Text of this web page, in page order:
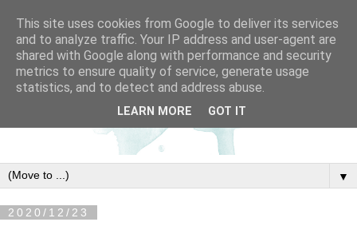
▼
2020/12/23
This site uses cookies from Google to deliver its services
and to analyze traffic. Your IP address and user-agent are
shared with Google along with performance and security
metrics to ensure quality of service, generate usage
statistics, and to detect and address abuse.
LEARN MORE GOT IT